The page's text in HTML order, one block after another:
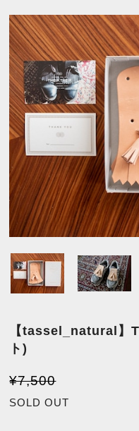
【tassel_natural】
ト)
¥7,500
SOLD OUT